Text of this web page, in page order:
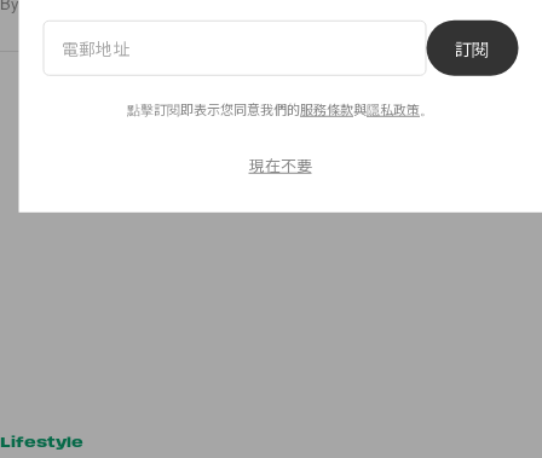
Lifestyle
訂閱
點擊訂閱即表示您同意我們的服務條款與隱私政策
現在不要